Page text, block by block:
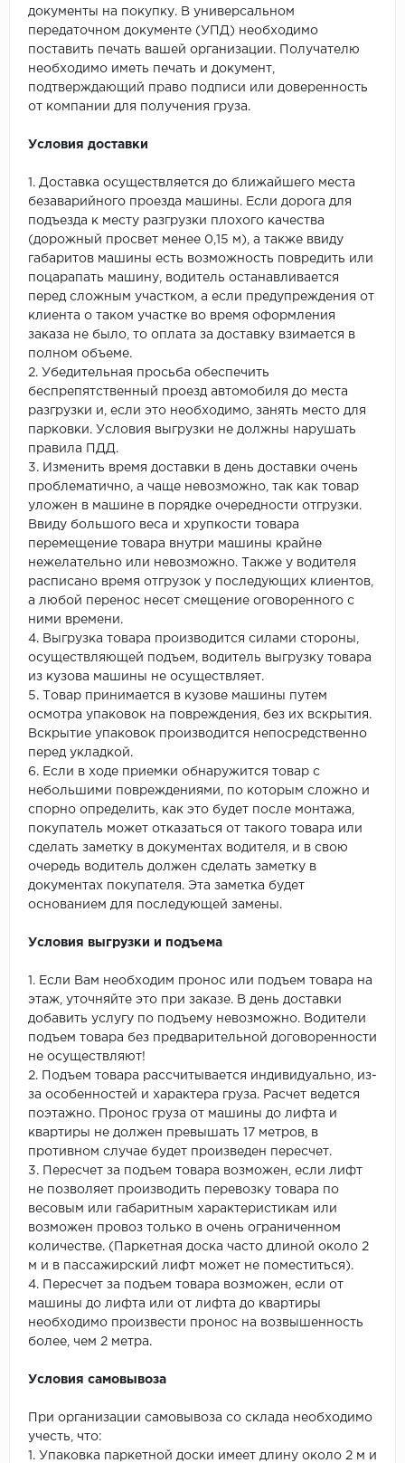
документы на покупку. В универсальном
передаточном документе (УПД) необходимо
поставить печать вашей организации. Получателю
необходимо иметь печать и документ,
подтверждающий право подписи или доверенность
от компании для получения груза.
Условия доставки
1. Доставка осуществляется до ближайшего места
безаварийного проезда машины. Если дорога для
подъезда к месту разгрузки плохого качества
(дорожный просвет менее 0,15 м), а также ввиду
габаритов машины есть возможность повредить или
поцарапать машину, водитель останавливается
перед сложным участком, а если предупреждения от
клиента о таком участке во время оформления
заказа не было, то оплата за доставку взимается в
полном объеме.
2. Убедительная просьба обеспечить
беспрепятственный проезд автомобиля до места
разгрузки и, если это необходимо, занять место для
парковки. Условия выгрузки не должны нарушать
правила ПДД.
3. Изменить время доставки в день доставки очень
проблематично, а чаще невозможно, так как товар
уложен в машине в порядке очередности отгрузки.
Ввиду большого веса и хрупкости товара
перемещение товара внутри машины крайне
нежелательно или невозможно. Также у водителя
расписано время отгрузок у последующих клиентов,
а любой перенос несет смещение оговоренного с
ними времени.
4. Выгрузка товара производится силами стороны,
осуществляющей подъем, водитель выгрузку товара
из кузова машины не осуществляет.
5. Товар принимается в кузове машины путем
осмотра упаковок на повреждения, без их вскрытия.
Вскрытие упаковок производится непосредственно
перед укладкой.
6. Если в ходе приемки обнаружится товар с
небольшими повреждениями, по которым сложно и
спорно определить, как это будет после монтажа,
покупатель может отказаться от такого товара или
сделать заметку в документах водителя, и в свою
очередь водитель должен сделать заметку в
документах покупателя. Эта заметка будет
основанием для последующей замены.
Условия выгрузки и подъема
1. Если Вам необходим пронос или подъем товара на
этаж, уточняйте это при заказе. В день доставки
добавить услугу по подъему невозможно. Водители
подъем товара без предварительной договоренности
не осуществляют!
2. Подъем товара рассчитывается индивидуально, из-
за особенностей и характера груза. Расчет ведется
поэтажно. Пронос груза от машины до лифта и
квартиры не должен превышать 17 метров, в
противном случае будет произведен пересчет.
3. Пересчет за подъем товара возможен, если лифт
не позволяет производить перевозку товара по
весовым или габаритным характеристикам или
возможен провоз только в очень ограниченном
количестве. (Паркетная доска часто длиной около 2
м и в пассажирский лифт может не поместиться).
4. Пересчет за подъем товара возможен, если от
машины до лифта или от лифта до квартиры
необходимо произвести пронос на возвышенность
более, чем 2 метра.
Условия самовывоза
При организации самовывоза со склада необходимо
учесть, что:
1. Упаковка паркетной доски имеет длину около 2 м и